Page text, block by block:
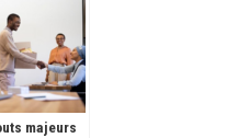
majeurs